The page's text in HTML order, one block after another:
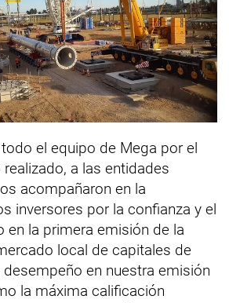
el equipo de Mega por el
a las entidades
acompañaron en la
inversores por la confianza y el
en la primera emisión de la
local de capitales de
en nuestra emisión
la máxima calificación